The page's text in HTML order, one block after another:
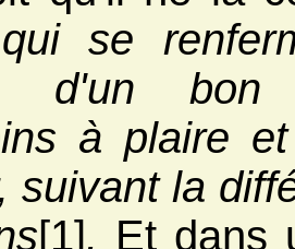
se
d'un bon
à plaire
suivant la
[1]. Et dans